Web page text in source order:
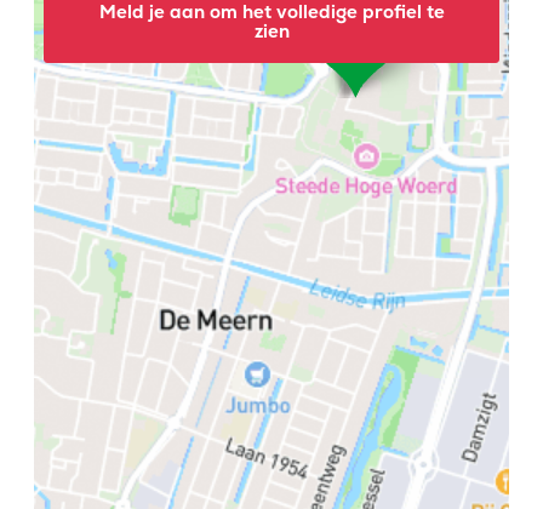
Meld je aan om het volledige profiel te
zien